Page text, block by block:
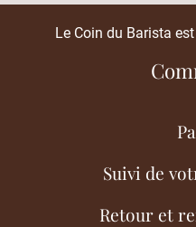
Le Coin du Barista
Suivi de
Retour et